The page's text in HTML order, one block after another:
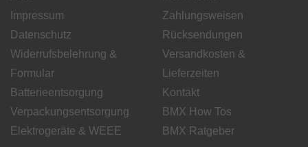
Impressum
Datenschutz
Widerrufsbelehrung &
Formular
Batterieentsorgung
Verpackungsentsorgung
Elektrogeräte & WEEE
Zahlungsweisen
Rücksendungen
Versandkosten &
Lieferzeiten
Kontakt
BMX How Tos
BMX Ratgeber